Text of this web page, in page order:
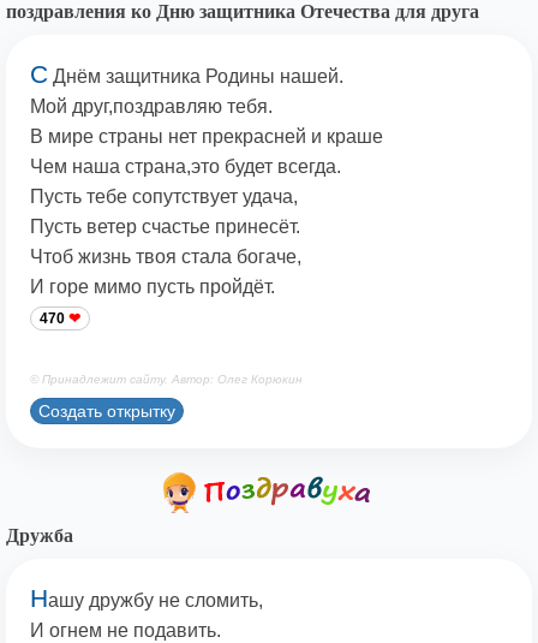
поздравления ко Дню защитника Отечества для друга
С Днём защитника Родины нашей.
Мой друг,поздравляю тебя.
В мире страны нет прекрасней и краше
Чем наша страна,это будет всегда.
Пусть тебе сопутствует удача,
Пусть ветер счастье принесёт.
Чтоб жизнь твоя стала богаче,
И горе мимо пусть пройдёт.
470
© Принадлежит сайту. Автор: Олег Корюкин
Создать открытку
Дружба
Нашу дружбу не сломить,
И огнем не подавить.